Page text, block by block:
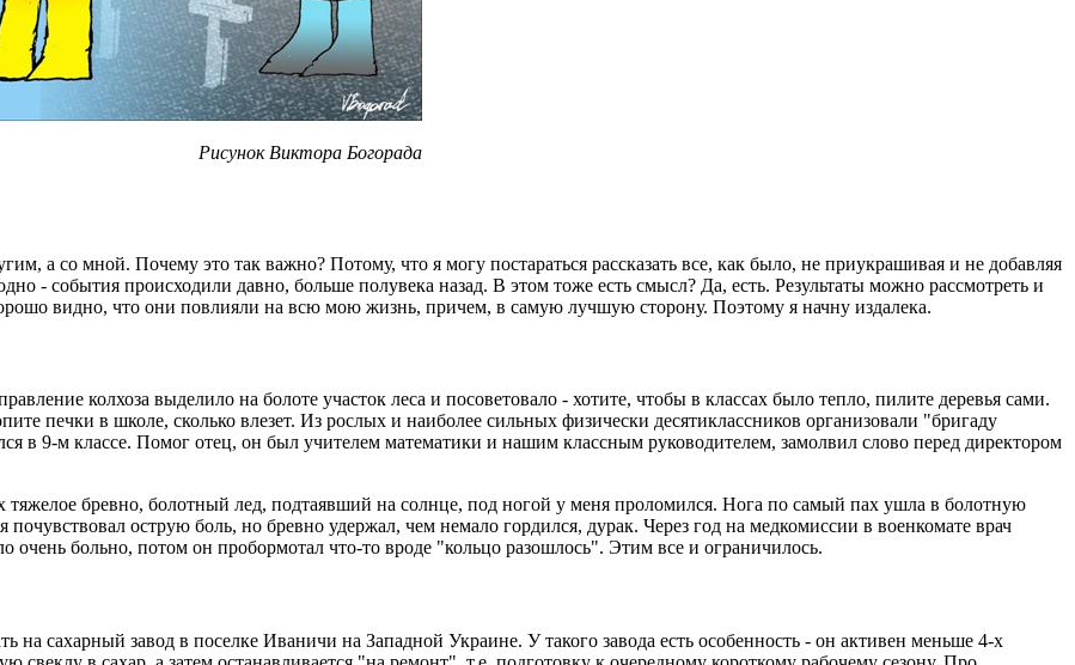
Рисунок Виктора Богорада
а со мной. Почему это так важно? Потому, что я могу постараться рассказать все, как было, не приукрашивая и не добавляя
- события происходили давно, больше полувека назад. В этом тоже есть смысл? Да, есть. Результаты можно рассмотреть и
видно, что они повлияли на всю мою жизнь, причем, в самую лучшую сторону. Поэтому я начну издалека.
колхоза выделило на болоте участок леса и посоветовало - хотите, чтобы в классах было тепло, пилите деревья сами.
печки в школе, сколько влезет. Из рослых и наиболее сильных физически десятиклассников организовали "бригаду
в 9-м классе. Помог отец, он был учителем математики и нашим классным руководителем, замолвил слово перед директором
тяжелое бревно, болотный лед, подтаявший на солнце, под ногой у меня проломился. Нога по самый пах ушла в болотную
острую боль, но бревно удержал, чем немало гордился, дурак. Через год на медкомиссии в военкомате врач
очень больно, потом он пробормотал что-то вроде "кольцо разошлось". Этим все и ограничилось.
на сахарный завод в поселке Иваничи на Западной Украине. У такого завода есть особенность - он активен меньше 4-х